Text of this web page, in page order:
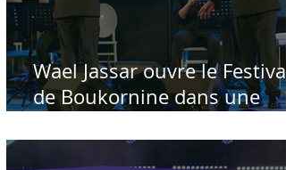
Wael Jassar ouvre le Festival
de Boukornine dans une
à guichets fermés - Par